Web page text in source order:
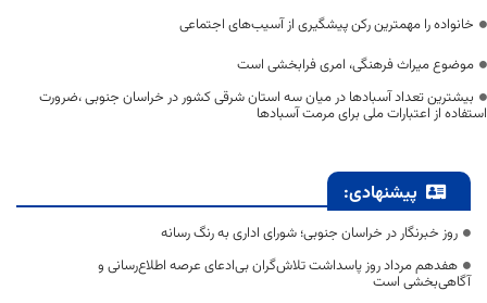
خانواده را مهمترین رکن پیشگیری از آسیب‌های اجتماعی
موضوع میراث فرهنگی، امری فرابخشی است
بیشترین تعداد آسبادها در میان سه استان شرقی کشور در خراسان جنوبی ،ضرورت
استفاده از اعتبارات ملی برای مرمت آسبادها
پیشنهادی:
روز خبرنگار در خراسان جنوبی؛ شورای اداری به رنگ رسانه
هفدهم مرداد روز پاسداشت تلاش‌گران بی‌ادعای عرصه اطلاع‌رسانی و
آگاهی‌بخشی است